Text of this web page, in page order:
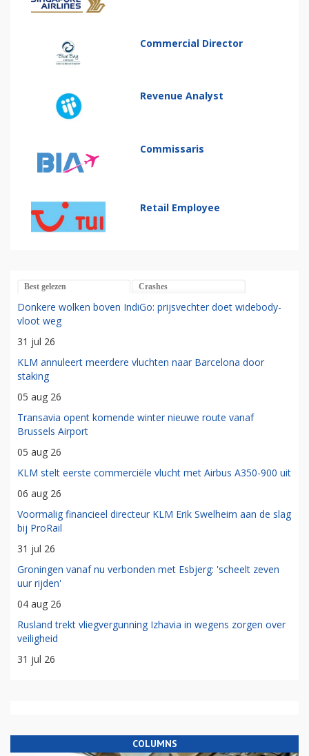
Commercial Director
Revenue Analyst
Commissaris
Retail Employee
Best gelezen Crashes
Donkere wolken boven IndiGo: prijsvechter doet widebody-
vloot weg
31 jul 26
KLM annuleert meerdere vluchten naar Barcelona door
staking
05 aug 26
Transavia opent komende winter nieuwe route vanaf
Brussels Airport
05 aug 26
KLM stelt eerste commerciële vlucht met Airbus A350-900 uit
06 aug 26
Voormalig financieel directeur KLM Erik Swelheim aan de slag
bij ProRail
31 jul 26
Groningen vanaf nu verbonden met Esbjerg: 'scheelt zeven
uur rijden'
04 aug 26
Rusland trekt vliegvergunning Izhavia in wegens zorgen over
veiligheid
31 jul 26
COLUMNS